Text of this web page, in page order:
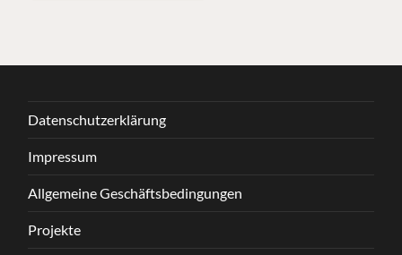
Datenschutzerklärung
Impressum
Allgemeine Geschäftsbedingungen
Projekte